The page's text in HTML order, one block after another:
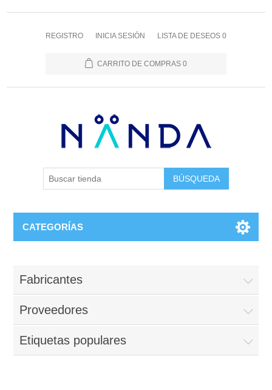
REGISTRO INICIA SESIÓN LISTA DE DESEOS 0
CARRITO DE COMPRAS 0
BÚSQUEDA
CATEGORÍAS
Fabricantes
Proveedores
Etiquetas populares